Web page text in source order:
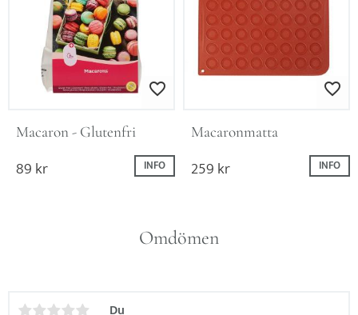
Omdömen
Du
Lägg till i favoriter
Macaron - Glutenfri
89kr INFO
Lägg till i
Macaronmatta
259kr INFO